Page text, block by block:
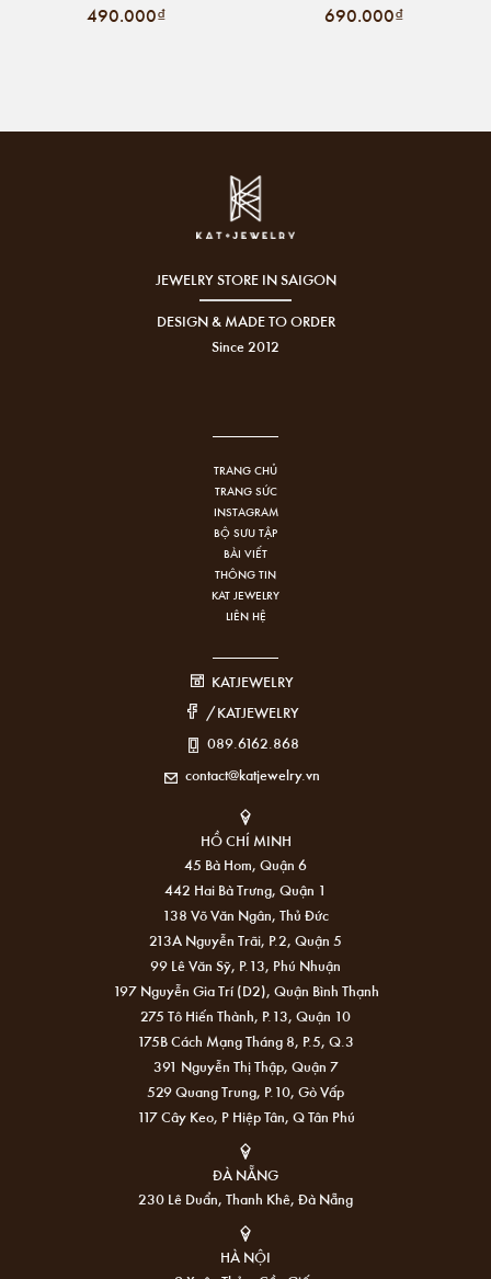
490.000₫ 690.000₫
JEWELRY STORE IN SAIGON
DESIGN & MADE TO ORDER
Since 2012
TRANG CHỦ
TRANG SỨC
INSTAGRAM
BỘ SƯU TẬP
BÀI VIẾT
THÔNG TIN
KAT JEWELRY
LIÊN HỆ
KATJEWELRY
/KATJEWELRY
089.6162.868
contact@katjewelry.vn
HỒ CHÍ MINH
45 Bà Hom, Quận 6
442 Hai Bà Trưng, Quận 1
138 Võ Văn Ngân, Thủ Đức
213A Nguyễn Trãi, P.2, Quận 5
99 Lê Văn Sỹ, P.13, Phú Nhuận
197 Nguyễn Gia Trí (D2), Quận Bình Thạnh
275 Tô Hiến Thành, P.13, Quận 10
175B Cách Mạng Tháng 8, P.5, Q.3
391 Nguyễn Thị Thập, Quận 7
529 Quang Trung, P.10, Gò Vấp
117 Cây Keo, P Hiệp Tân, Q Tân Phú
ĐÀ NẴNG
230 Lê Duẩn, Thanh Khê, Đà Nẵng
HÀ NỘI